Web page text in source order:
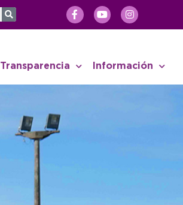
Transparencia Información